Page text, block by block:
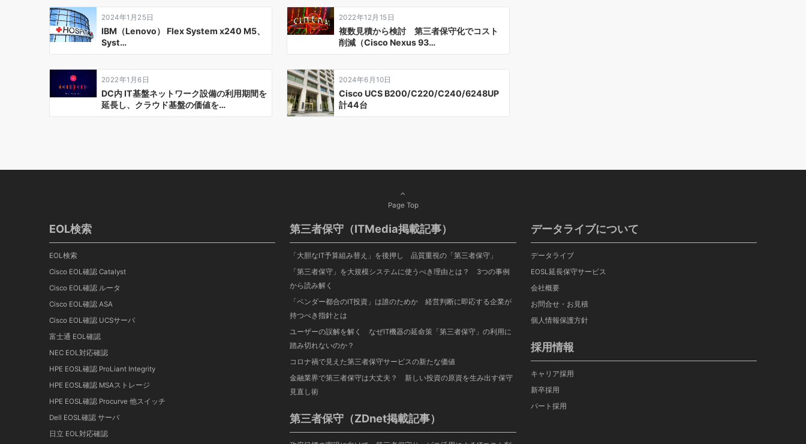
ー
シ
ョ
ン
2024年1月25日
IBM（Lenovo） Flex System x240 M5、
Syst…
2022年12月15日
複数見積から検討 第三者保守化でコスト
削減（Cisco Nexus 93…
2022年1月6日
DC内 IT基盤ネットワーク設備の利用期間を
延長し、クラウド基盤の価値を…
2024年6月10日
Cisco UCS B200/C220/C240/6248UP
計44台
Page Top
EOL検索
EOL検索
Cisco EOL確認 Catalyst
Cisco EOL確認 ルータ
Cisco EOL確認 ASA
Cisco EOL確認 UCSサーバ
富士通 EOL確認
NEC EOL対応確認
HPE EOSL確認 ProLiant Integrity
HPE EOSL確認 MSAストレージ
HPE EOSL確認 Procurve 他スイッチ
Dell EOSL確認 サーバ
日立 EOL対応確認
第三者保守（ITMedia掲載記事）
「大胆なIT予算組み替え」を後押し 品質重視の「第三者保守」
「第三者保守」を大規模システムに使うべき理由とは？ 3つの事例
から読み解く
「ベンダー都合のIT投資」は誰のためか 経営判断に即応する企業が
持つべき指針とは
ユーザーの誤解を解く なぜIT機器の延命策「第三者保守」の利用に
踏み切れないのか？
コロナ禍で見えた第三者保守サービスの新たな価値
金融業界で第三者保守は大丈夫？ 新しい投資の原資を生み出す保守
見直し術
第三者保守（ZDnet掲載記事）
データライブについて
データライブ
EOSL延長保守サービス
会社概要
お問合せ・お見積
個人情報保護方針
採用情報
キャリア採用
新卒採用
パート採用